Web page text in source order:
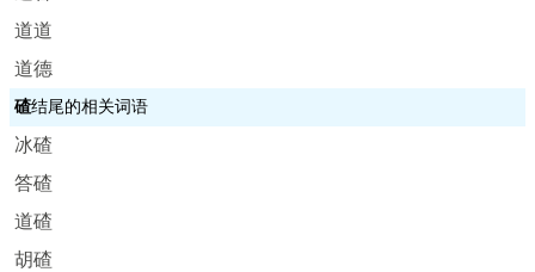
道道
道德
碴结尾的相关词语
冰碴
答碴
道碴
胡碴